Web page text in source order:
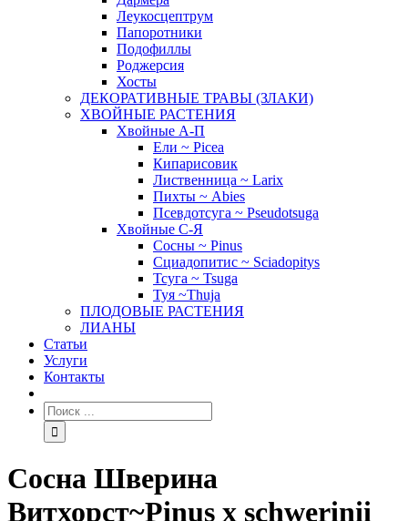
Леукосцептрум
Папоротники
Подофиллы
Роджерсия
Хосты
ДЕКОРАТИВНЫЕ ТРАВЫ (ЗЛАКИ)
ХВОЙНЫЕ РАСТЕНИЯ
Хвойные А-П
Ели ~ Picea
Кипарисовик
Лиственница ~ Larix
Пихты ~ Abies
Псевдотсуга ~ Pseudotsuga
Хвойные С-Я
Сосны ~ Pinus
Сциадопитис ~ Sciadopitys
Тсуга ~ Tsuga
Туя ~Thuja
ПЛОДОВЫЕ РАСТЕНИЯ
ЛИАНЫ
Статьи
Услуги
Контакты
Сосна Шверина
Витхорст~Pinus x schwerinii